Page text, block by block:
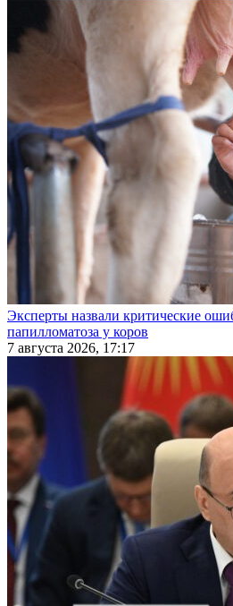
Эксперты назвали критические
папилломатоза у коров
7 августа 2026, 17:17